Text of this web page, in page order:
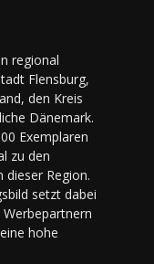
regional
Flensburg,
den Kreis
Dänemark.
Exemplaren
zu den
Region.
setzt dabei
hohe